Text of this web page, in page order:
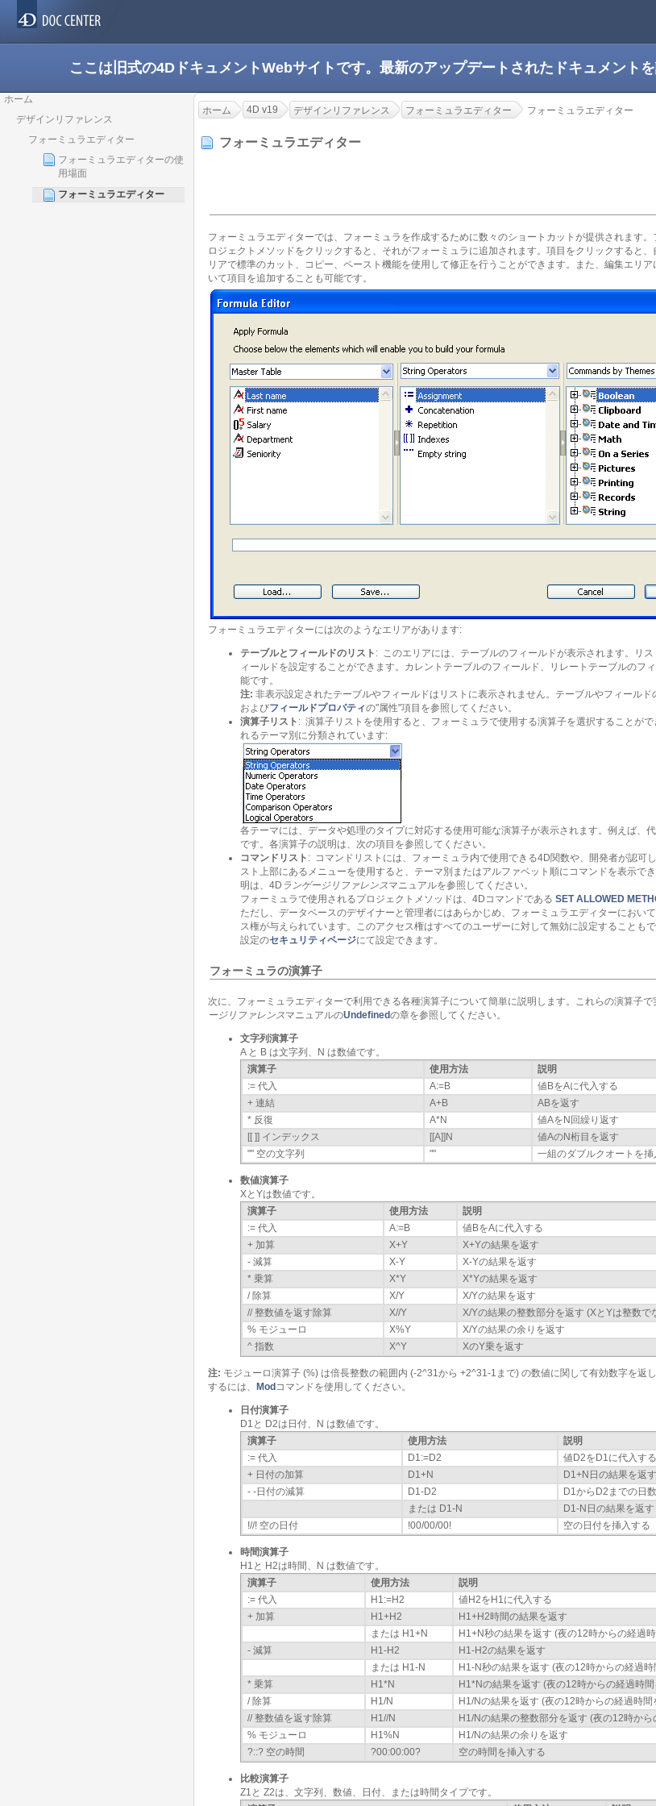
ここは旧式の4DドキュメントWebサイトです。最新のアップデートされたドキュメント
ホーム
デザインリファレンス
フォーミュラエディター
フォーミュラエディターの使
用場面
フォーミュラエディター
ホーム 4D v19 デザインリファレンス フォーミュラエディター フォーミュラエディター
フォーミュラエディター
フォーミュラエディターでは、フォーミュラを作成するために数々のショートカットが提供されます
ロジェクトメソッドをクリックすると、それがフォーミュラに追加されます。項目をクリックすると
リアで標準のカット、コピー、ペースト機能を使用して修正を行うことができます。また、編集エリ
いて項目を追加することも可能です。
フォーミュラエディターには次のようなエリアがあります:
テーブルとフィールドのリスト : このエリアには、テーブルのフィールドが表示されます。リ
ィールドを設定することができます。カレントテーブルのフィールド、リレートテーブルのフ
能です。
注: 非表示設定されたテーブルやフィールドはリストに表示されません。テーブルやフィールド
およびフィールドプロパティの"属性"項目を参照してください。
演算子リスト : 演算子リストを使用すると、フォーミュラで使用する演算子を選択することが
れるテーマ別に分類されています:
各テーマには、データや処理のタイプに対応する使用可能な演算子が表示されます。例えば、
です。各演算子の説明は、次の項目を参照してください。
コマンドリスト : コマンドリストには、フォーミュラ内で使用できる4D関数や、開発者が認可
スト上部にあるメニューを使用すると、テーマ別またはアルファベット順にコマンドを表示で
明は、4D ランゲージリファレンスマニュアルを参照してください。
フォーミュラで使用されるプロジェクトメソッドは、4Dコマンドである SET ALLOWED
ただし、データベースのデザイナーと管理者にはあらかじめ、フォーミュラエディターにおい
ス権が与えられています。このアクセス権はすべてのユーザーに対して無効に設定することも
設定のセキュリティページにて設定できます。
フォーミュラの演算子
次に、フォーミュラエディターで利用できる各種演算子について簡単に説明します。これらの演算子
ージリファレンスマニュアルのUndefinedの章を参照してください。
文字列演算子
A と B は文字列、N は数値です。
演算子
使用方法
説明
:= 代入
A:=B
値BをAに代入する
+ 連結
A+B
ABを返す
* 反復
A*N
値AをN回繰り返す
[[ ]] インデックス
[[A]]N
値AのN桁目を返す
"" 空の文字列
"" 一組のダブルクオートを挿
数値演算子
XとYは数値です。
演算子
使用方法
説明
:= 代入
A:=B
値BをAに代入する
+ 加算
X+Y
X+Yの結果を返す
- 減算
X-Y
X-Yの結果を返す
* 乗算
X*Y
X*Yの結果を返す
/ 除算
X/Y
X/Yの結果を返す
// 整数値を返す除算
X//Y
X/Yの結果の整数部分を返す (XとYは整数で
% モジューロ
X%Y
X/Yの結果の余りを返す
^ 指数
X^Y XのY乗を返す
注: モジューロ演算子 (%) は倍長整数の範囲内 (-2^31から +2^31-1まで) の数値に関して有効数字を返
するには、 Modコマンドを使用してください。
日付演算子
D1と D2は日付、N は数値です。
演算子
使用方法
説明
:= 代入
D1:=D2
値D2をD1に代入する
+ 日付の加算
D1+N
D1+N日の結果を返す
- -日付の減算
D1-D2
D1からD2までの日
または D1-N
D1-N日の結果を返す
!//! 空の日付
!00/00/00! 空の日付を挿入する
時間演算子
H1と H2は時間、N は数値です。
演算子
使用方法
説明
:= 代入
H1:=H2
値H2をH1に代入する
+ 加算
H1+H2
H1+H2時間の結果を返す
または H1+N
H1+N秒の結果を返す (夜の12時からの経過
- 減算
H1-H2
H1-H2の結果を返す
または H1-N
H1-N秒の結果を返す (夜の12時からの経過
* 乗算
H1*N
H1*Nの結果を返す (夜の12時からの経過時
/ 除算
H1/N
H1/Nの結果を返す (夜の12時からの経過時
// 整数値を返す除算
H1//N
H1/Nの結果の整数部分を返す (夜の12時か
% モジューロ
H1%N
H1/Nの結果の余りを返す
?::? 空の時間
?00:00:00? 空の時間を挿入する
比較演算子
Z1と Z2は、文字列、数値、日付、または時間タイプです。